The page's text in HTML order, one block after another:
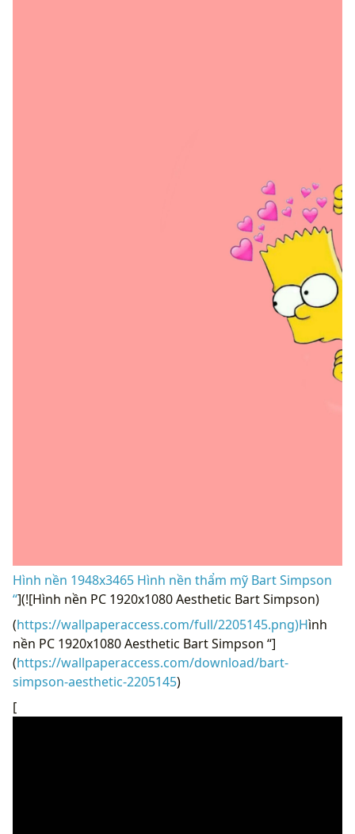
Hình nền 1948x3465 Hình nền thẩm mỹ Bart Simpson
“](![Hình nền PC 1920x1080 Aesthetic Bart Simpson)
(https://wallpaperaccess.com/full/2205145.png)Hình
nền PC 1920x1080 Aesthetic Bart Simpson “]
(https://wallpaperaccess.com/download/bart-
simpson-aesthetic-2205145)
[